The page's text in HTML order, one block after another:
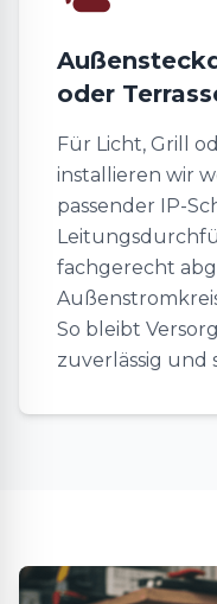
oder
Für Licht, Grill
installieren wir
passender IP-
fachgerecht
So bleibt
zuverlässig und